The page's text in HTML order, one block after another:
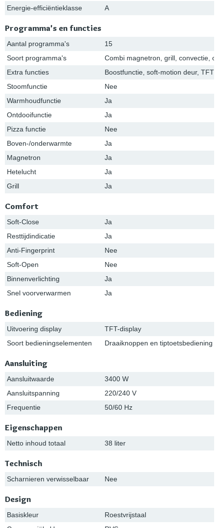
Energie-efficiëntieklasse A
Programma's en functies
Aantal programma's
15
Soort programma's
Combi magnetron, grill, convectie,
Extra functies
Boostfunctie, soft-motion deur, TFT
Stoomfunctie
Nee
Warmhoudfunctie
Ja
Ontdooifunctie
Ja
Pizza functie
Nee
Boven-/onderwarmte
Ja
Magnetron
Ja
Hetelucht
Ja
Grill
Ja
Comfort
Soft-Close
Ja
Resttijdindicatie
Ja
Anti-Fingerprint
Nee
Soft-Open
Nee
Binnenverlichting
Ja
Snel voorverwarmen
Ja
Bediening
Uitvoering display
TFT-display
Soort bedieningselementen
Draaiknoppen en tiptoetsbediening
Aansluiting
Aansluitwaarde
3400 W
Aansluitspanning
220/240 V
Frequentie
50/60 Hz
Eigenschappen
Netto inhoud totaal 38 liter
Technisch
Scharnieren verwisselbaar Nee
Design
Basiskleur
Roestvrijstaal